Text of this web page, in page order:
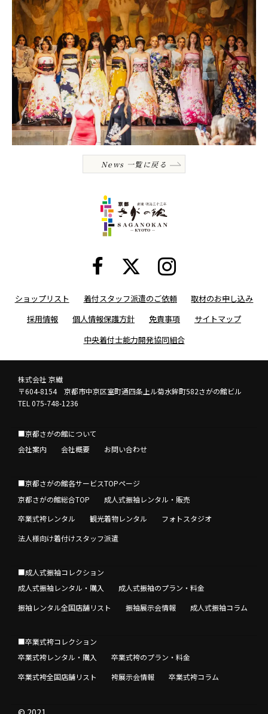
News 一覧に戻る
ショップリスト 着付スタッフ派遣のご依頼
取材のお申し込み
採用情報
個人情報保護方針 免責事項
サイトマップ
中央着付士能力開発協同組合
株式会社 京繊
〒604-8154 京都市中京区室町通四条上ル菊水鉾町582さがの館ビル
TEL 075-748-1236
■京都さがの館について
会社案内
会社概要 お問い合わせ
■京都さがの館各サービスTOPページ
京都さがの館総合TOP
成人式振袖レンタル・販売
卒業式袴レンタル
観光着物レンタル
フォトスタジオ
法人様向け着付けスタッフ派遣
■成人式振袖コレクション
成人式振袖レンタル・購入
成人式振袖のプラン・料金
振袖レンタル全国店舗リスト
振袖展示会情報 成人式振袖コラム
■卒業式袴コレクション
卒業式袴レンタル・購入
卒業式袴のプラン・料金
卒業式袴全国店舗リスト
袴展示会情報 卒業式袴コラム